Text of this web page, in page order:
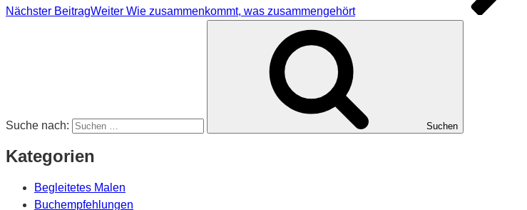
Nächster BeitragWeiter Wie zusammenkommt, was zusammengehört
Suche nach: Suchen
Kategorien
Begleitetes Malen
Buchempfehlungen